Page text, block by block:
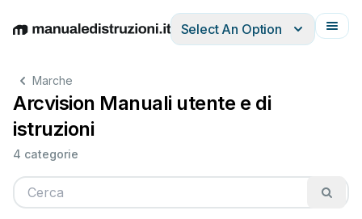
EnglishDeutschEspañolItalianoFrançais
Select An Option
Marche
Arcvision Manuali utente e di
istruzioni
4 categorie